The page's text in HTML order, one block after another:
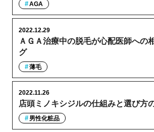
AGA
ＡＧＡ治療中の脱毛が心配医師への
グ
2022.12.29
薄毛
店頭ミノキシジルの仕組みと選び方
2022.11.26
男性化粧品